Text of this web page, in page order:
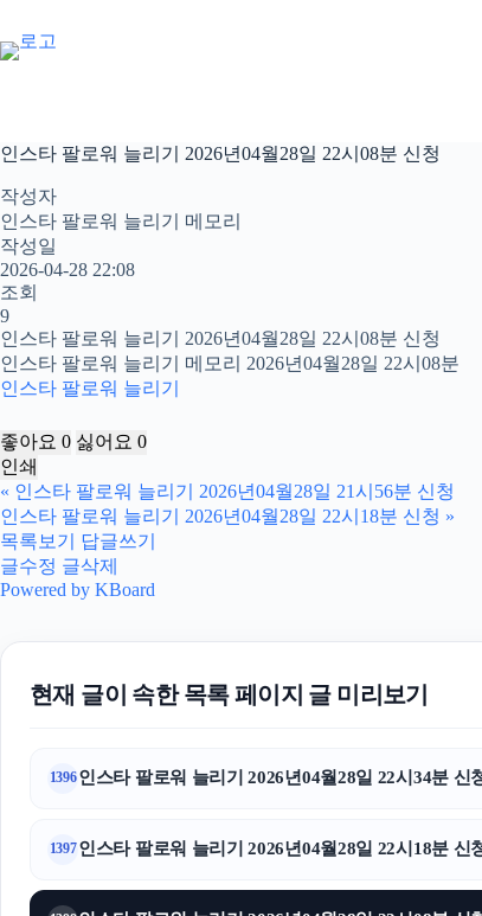
으
뛰
기
인스타 팔로워 늘리기 2026년04월28일 22시08분 신청
작성자
인스타 팔로워 늘리기 메모리
작성일
2026-04-28 22:08
조회
9
인스타 팔로워 늘리기 2026년04월28일 22시08분 신청
인스타 팔로워 늘리기 메모리 2026년04월28일 22시08분
인스타 팔로워 늘리기
좋아요 0 싫어요 0
인쇄
« 인스타 팔로워 늘리기 2026년04월28일 21시56분 신청
인스타 팔로워 늘리기 2026년04월28일 22시18분 신청 »
목록보기
답글쓰기
글수정 글삭제
Powered by KBoard
현재 글이 속한 목록 페이지 글 미리보기
1396인스타 팔로워 늘리기 2026년04월28일 22시34분 신
1397인스타 팔로워 늘리기 2026년04월28일 22시18분 신